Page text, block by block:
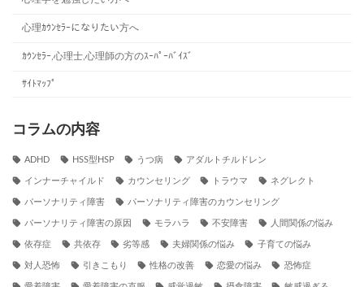
心理ｶｳﾝｾﾗｰになりたい方へ
ｶｳﾝｾﾗｰ,心理士,心理師の方のｽｰﾊﾟｰﾊﾞｲｽﾞ
ｻｲﾄﾏｯﾌﾟ
コラムの内容
ADHD HSS型HSP うつ病 アダルトチルドレン
インナーチャイルド カウンセリング トラウマ ネグレクト
パーソナリティ障害 パーソナリティ障害のカウンセリング
パーソナリティ障害の原因 モラハラ 不安障害 人間関係の悩み
依存症 共依存 劣等感 夫婦関係の悩み 子育ての悩み
対人恐怖 引きこもり 性格の改善 恋愛の悩み 恐怖症